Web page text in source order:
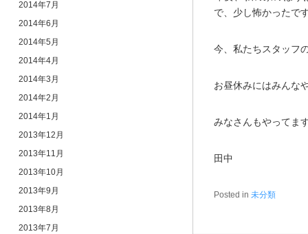
2014年7月
2014年6月
2014年5月
2014年4月
2014年3月
2014年2月
2014年1月
2013年12月
2013年11月
2013年10月
2013年9月
2013年8月
2013年7月
で、少し怖かったで
今、私たちスタッフ
お昼休みにはみんな
みなさんもやってま
田中
Posted in 未分類